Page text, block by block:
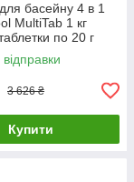
басейну 4 в 1
MultiTab 1 кг
по 20 г
3 626 ₴
Купити